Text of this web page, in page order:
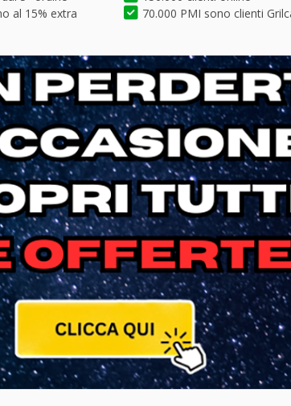
al 15% extra
70.000 PMI sono clienti